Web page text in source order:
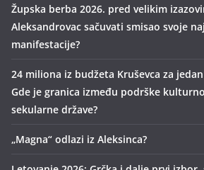
Župska berba 2026. pred velikim
Aleksandrovac sačuvati smisao svoje
manifestacije?
24 miliona iz budžeta Kruševca za
Gde je granica između podrške
sekularne države?
„Magna“ odlazi iz Aleksinca?